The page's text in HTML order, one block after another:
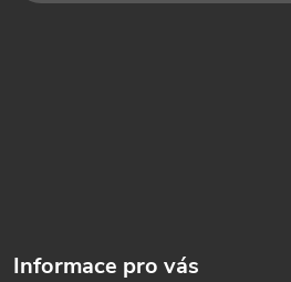
Informace pro vás